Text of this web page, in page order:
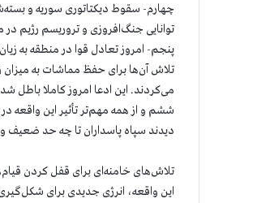
چهارم- سقوط دیکتاتوری سوریه و
توانایی جنگ‌افروزی و تروریسم رژیم
پنجم- امروز تعادل قوا در منطقه به
تلاش آن‌ها برای حفظ مماشات به‌ میزان
می‌کردند. این ادعا امروز کاملا باطل
ششم و از همه مهم‌تر تأثیر این واقعه
دیدند سپاه پاسداران تا چه حد ضعیف
تلاش‌های خامنه‌ای برای قفل کردن قیام‌ها، از شروع
این واقعه، انرژی جدیدی برای شکل‌گیری